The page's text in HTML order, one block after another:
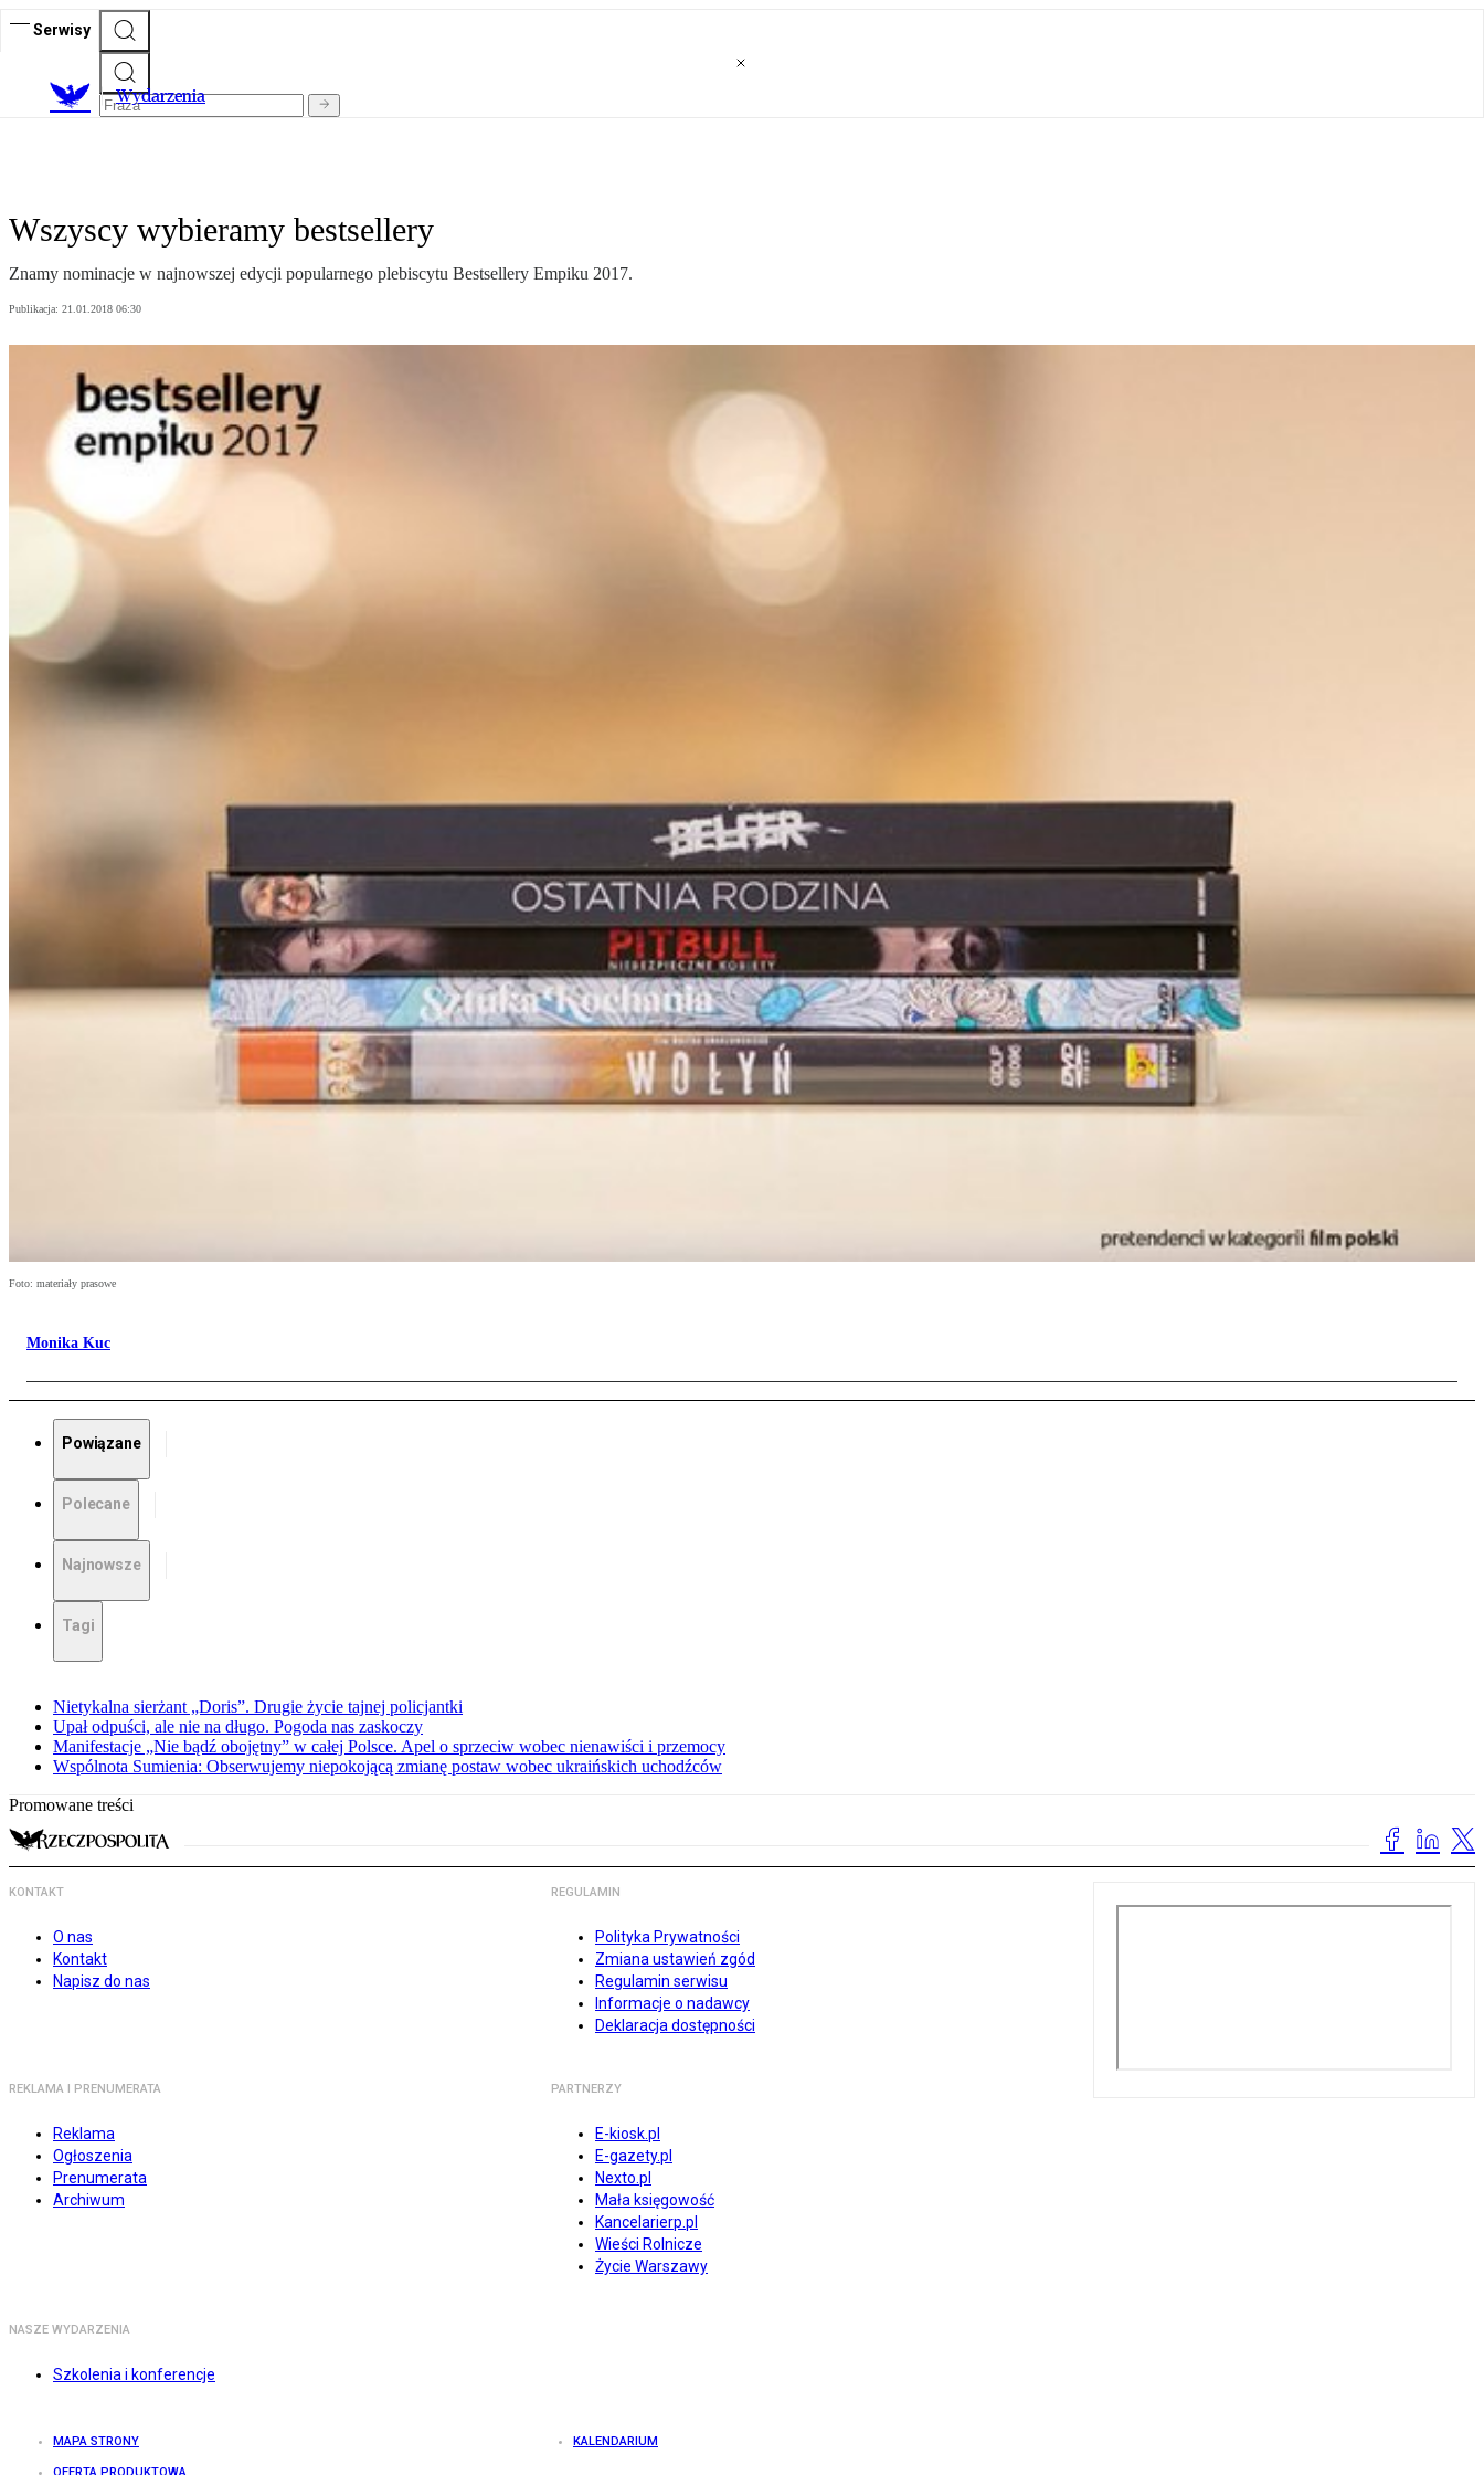
Serwisy
Wydarzenia
Wszyscy wybieramy bestsellery
Znamy nominacje w najnowszej edycji popularnego plebiscytu Bestsellery Empiku 2017.
Publikacja: 21.01.2018 06:30
Foto: materiały prasowe
Monika Kuc
Powiązane
Polecane
Najnowsze
Tagi
Nietykalna sierżant „Doris”. Drugie życie tajnej policjantki
Upał odpuści, ale nie na długo. Pogoda nas zaskoczy
Manifestacje „Nie bądź obojętny” w całej Polsce. Apel o sprzeciw wobec nienawiści i przemocy
Wspólnota Sumienia: Obserwujemy niepokojącą zmianę postaw wobec ukraińskich uchodźców
Promowane treści
KONTAKT
O nas
Kontakt
Napisz do nas
REGULAMIN
Polityka Prywatności
Zmiana ustawień zgód
Regulamin serwisu
Informacje o nadawcy
Deklaracja dostępności
REKLAMA I PRENUMERATA
Reklama
Ogłoszenia
Prenumerata
Archiwum
PARTNERZY
E-kiosk.pl
E-gazety.pl
Nexto.pl
Mała księgowość
Kancelarierp.pl
Wieści Rolnicze
Życie Warszawy
NASZE WYDARZENIA
Szkolenia i konferencje
MAPA STRONY KALENDARIUM